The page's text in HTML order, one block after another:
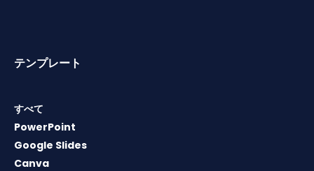
テンプレート
すべて
PowerPoint
Google Slides
Canva